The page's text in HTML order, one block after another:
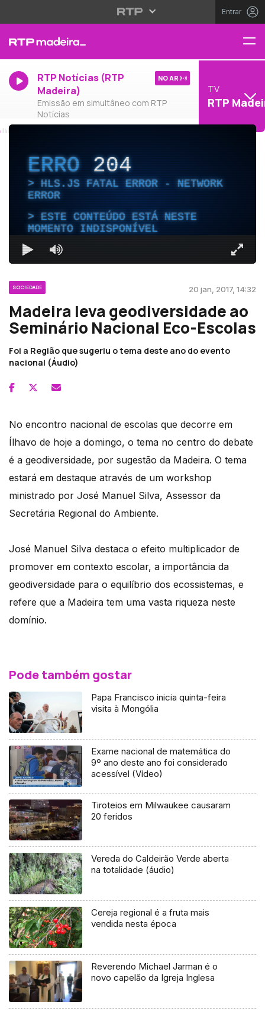
Entrar
RTP Notícias (RTP
Madeira)
Emissão em simultâneo com RTP
Notícias
NO AR
TV
RTP
ERRO204
HLS.JS FATAL ERROR - NETWORK
ERROR
ESTE CONTEÚDO ESTÁ NESTE
MOMENTO INDISPONÍVEL
SOCIEDADE 20 jan, 2017, 14:32
Madeira leva geodiversidade ao
Seminário Nacional Eco-Escolas
Foi a Região que sugeriu o tema deste ano do evento
nacional (Áudio)
No encontro nacional de escolas que decorre em
Ílhavo de hoje a domingo, o tema no centro do debate
é a geodiversidade, por sugestão da Madeira. O tema
estará em destaque através de um workshop
ministrado por José Manuel Silva, Assessor da
Secretária Regional do Ambiente.
José Manuel Silva destaca o efeito multiplicador de
promover em contexto escolar, a importância da
geodiversidade para o equilíbrio dos ecossistemas, e
refere que a Madeira tem uma vasta riqueza neste
domínio.
Pode também gostar
Papa Francisco inicia quinta-feira
visita à Mongólia
Exame nacional de matemática do
9º ano deste ano foi considerado
acessível (Vídeo)
Tiroteios em Milwaukee causaram
20 feridos
Vereda do Caldeirão Verde aberta
na totalidade (áudio)
Cereja regional é a fruta mais
vendida nesta época
Reverendo Michael Jarman é o
novo capelão da Igreja Inglesa